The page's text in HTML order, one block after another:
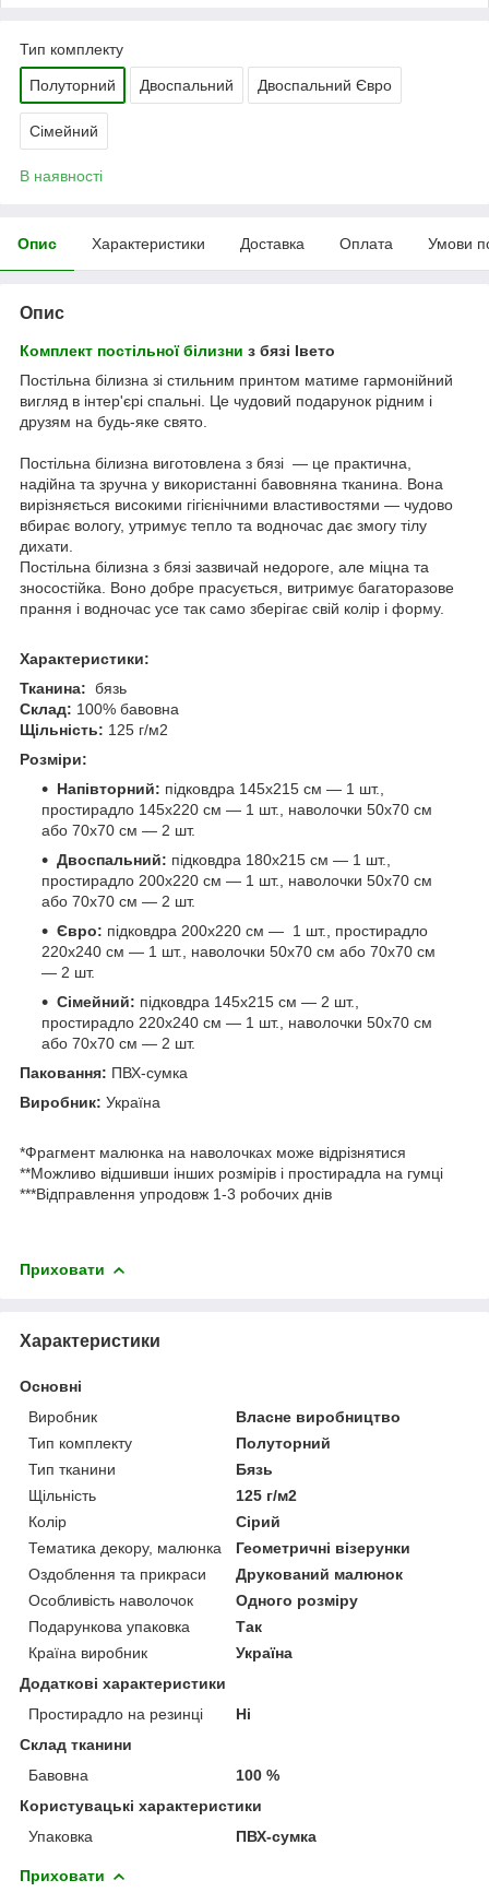
Тип комплекту
Полуторний Двоспальний Двоспальний Євро
Сімейний
В наявності
Опис Характеристики Доставка Оплата Умови
Опис
Комплект постільної білизни з бязі Івето
Постільна білизна зі стильним принтом матиме гармонійний
вигляд в інтер'єрі спальні. Це чудовий подарунок рідним і
друзям на будь-яке свято.
Постільна білизна виготовлена з бязі — це практична,
надійна та зручна у використанні бавовняна тканина. Вона
вирізняється високими гігієнічними властивостями — чудово
вбирає вологу, утримує тепло та водночас дає змогу тілу
дихати.
Постільна білизна з бязі зазвичай недороге, але міцна та
зносостійка. Воно добре прасується, витримує багаторазове
прання і водночас усе так само зберігає свій колір і форму.
Характеристики:
Тканина: бязь
Склад: 100% бавовна
Щільність: 125 г/м2
Розміри:
Напівторний: підковдра 145х215 см — 1 шт.,
простирадло 145х220 см — 1 шт., наволочки 50х70 см
або 70х70 см — 2 шт.
Двоспальний: підковдра 180х215 см — 1 шт.,
простирадло 200х220 см — 1 шт., наволочки 50х70 см
або 70х70 см — 2 шт.
Євро: підковдра 200х220 см — 1 шт., простирадло
220х240 см — 1 шт., наволочки 50х70 см або 70х70 см
— 2 шт.
Сімейний: підковдра 145х215 см — 2 шт.,
простирадло 220х240 см — 1 шт., наволочки 50х70 см
або 70х70 см — 2 шт.
Паковання: ПВХ-сумка
Виробник: Україна
*Фрагмент малюнка на наволочках може відрізнятися
**Можливо відшивши інших розмірів і простирадла на гумці
***Відправлення упродовж 1-3 робочих днів
Приховати
Характеристики
Основні
Виробник
Власне виробництво
Тип комплекту
Полуторний
Тип тканини
Бязь
Щільність
125 г/м2
Колір
Сірий
Тематика декору, малюнка
Геометричні візерунки
Оздоблення та прикраси
Друкований малюнок
Особливість наволочок
Одного розміру
Подарункова упаковка
Так
Країна виробник
Україна
Додаткові характеристики
Простирадло на резинці
Ні
Склад тканини
Бавовна
100 %
Користувацькі характеристики
Упаковка
ПВХ-сумка
Приховати